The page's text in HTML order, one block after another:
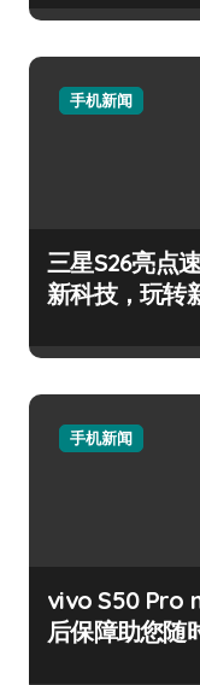
手机新闻
三星S26亮点
新科技，玩转
手机新闻
vivo S50 Pro
后保障助您随